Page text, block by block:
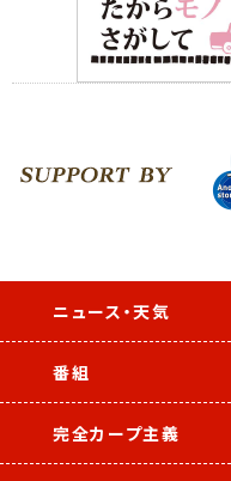
ニュース・天気
番組
完全カープ主義